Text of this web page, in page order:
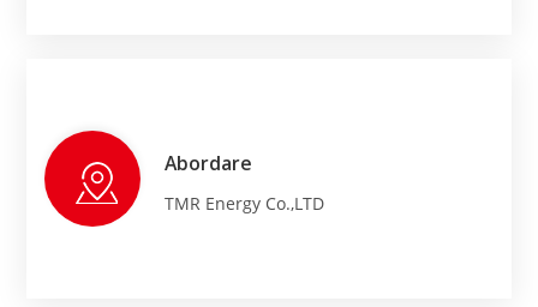
Abordare
TMR Energy Co.,LTD